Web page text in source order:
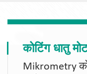
कोटिंग धातु
Mikrometry